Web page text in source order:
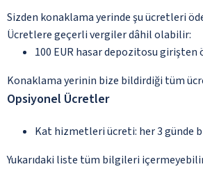
Sizden konaklama yerinde şu ücretleri
Ücretlere geçerli vergiler dâhil olabilir:
100 EUR hasar depozitosu girişten
Konaklama yerinin bize bildirdiği tüm
Opsiyonel Ücretler
Kat hizmetleri ücreti: her 3 günde
Yukarıdaki liste tüm bilgileri